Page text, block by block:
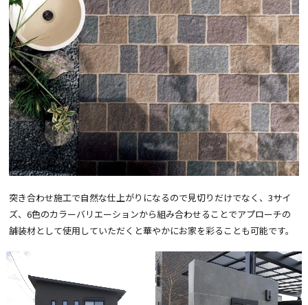
突き合わせ施工で自然な仕上がりになるので見切りだけでなく、3サイ
ズ、6色のカラーバリエーションから組み合わせることでアプローチの
舗装材として使用していただくと華やかにお家を彩ることも可能です。